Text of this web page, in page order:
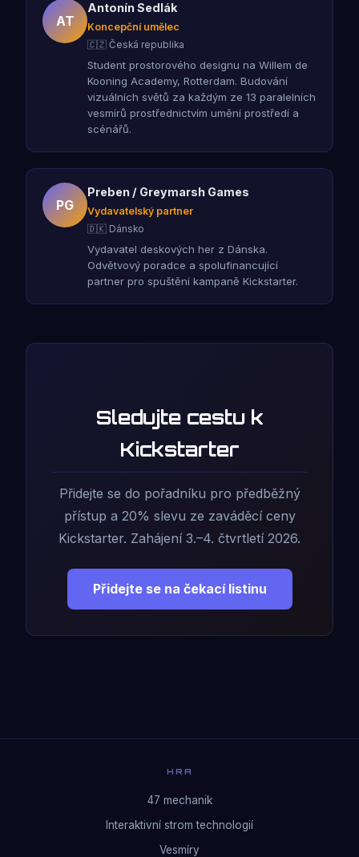
AT
Antonín Sedlák
Koncepční umělec
🇨🇿 Česká republika
Student prostorového designu na Willem de
Kooning Academy, Rotterdam. Budování
vizuálních světů za každým ze 13 paralelních
vesmírů prostřednictvím umění prostředí a
scénářů.
PG
Preben / Greymarsh Games
Vydavatelský partner
🇩🇰 Dánsko
Vydavatel deskových her z Dánska.
Odvětvový poradce a spolufinancující
partner pro spuštění kampaně Kickstarter.
Sledujte cestu k
Kickstarter
Přidejte se do pořadníku pro předběžný
přístup a 20% slevu ze zaváděcí ceny
Kickstarter. Zahájení 3.–4. čtvrtletí 2026.
Přidejte se na čekací listinu
HRA
47 mechanik
Interaktivní strom technologií
Vesmíry